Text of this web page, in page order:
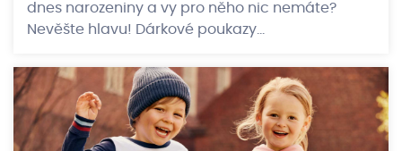
dnes narozeniny a vy pro něho nic nemáte?
Nevěšte hlavu! Dárkové poukazy…